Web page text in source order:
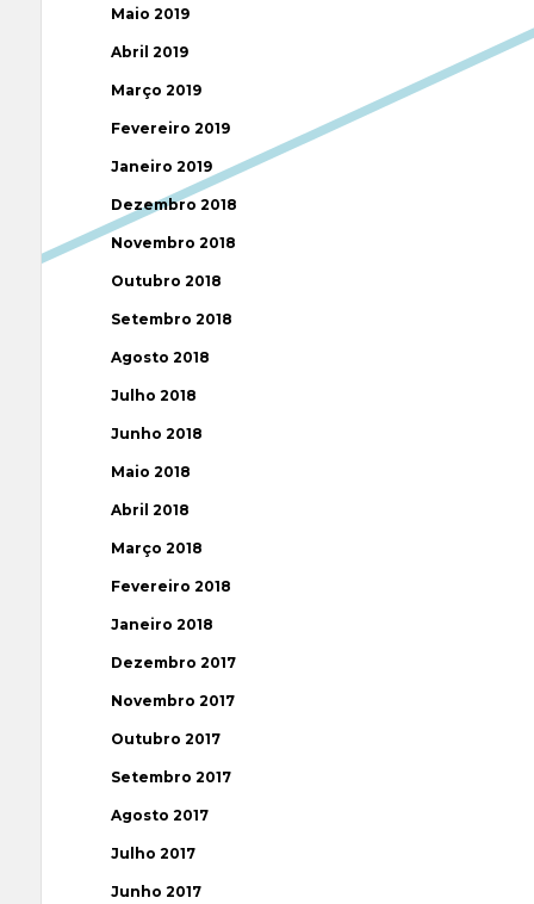
Maio 2019
Abril 2019
Março 2019
Fevereiro 2019
Janeiro 2019
Dezembro 2018
Novembro 2018
Outubro 2018
Setembro 2018
Agosto 2018
Julho 2018
Junho 2018
Maio 2018
Abril 2018
Março 2018
Fevereiro 2018
Janeiro 2018
Dezembro 2017
Novembro 2017
Outubro 2017
Setembro 2017
Agosto 2017
Julho 2017
Junho 2017